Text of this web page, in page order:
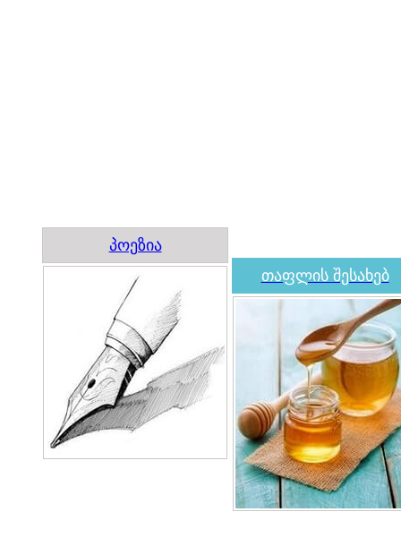
პოეზია
თაფლის შესახებ